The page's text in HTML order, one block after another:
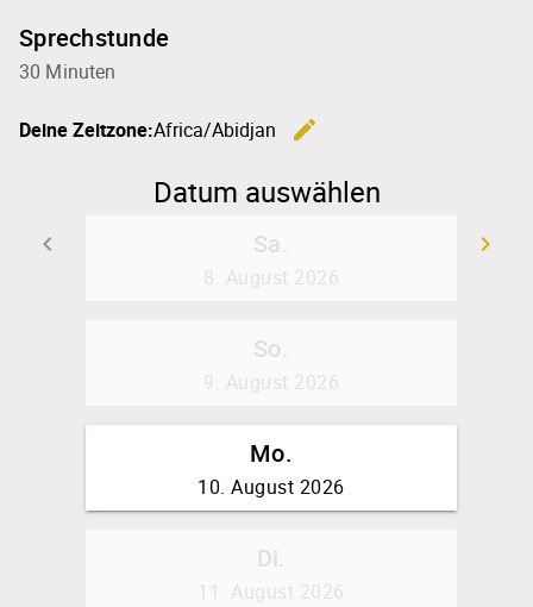
Sprechstunde
30 Minuten
Deine Zeitzone:Africa/Abidjan
edit
Datum auswählen
keyboard_arrow_left
keyboard_arrow_right
Sa.
8. August 2026
So.
9. August 2026
Mo.
10. August 2026
Di.
11. August 2026